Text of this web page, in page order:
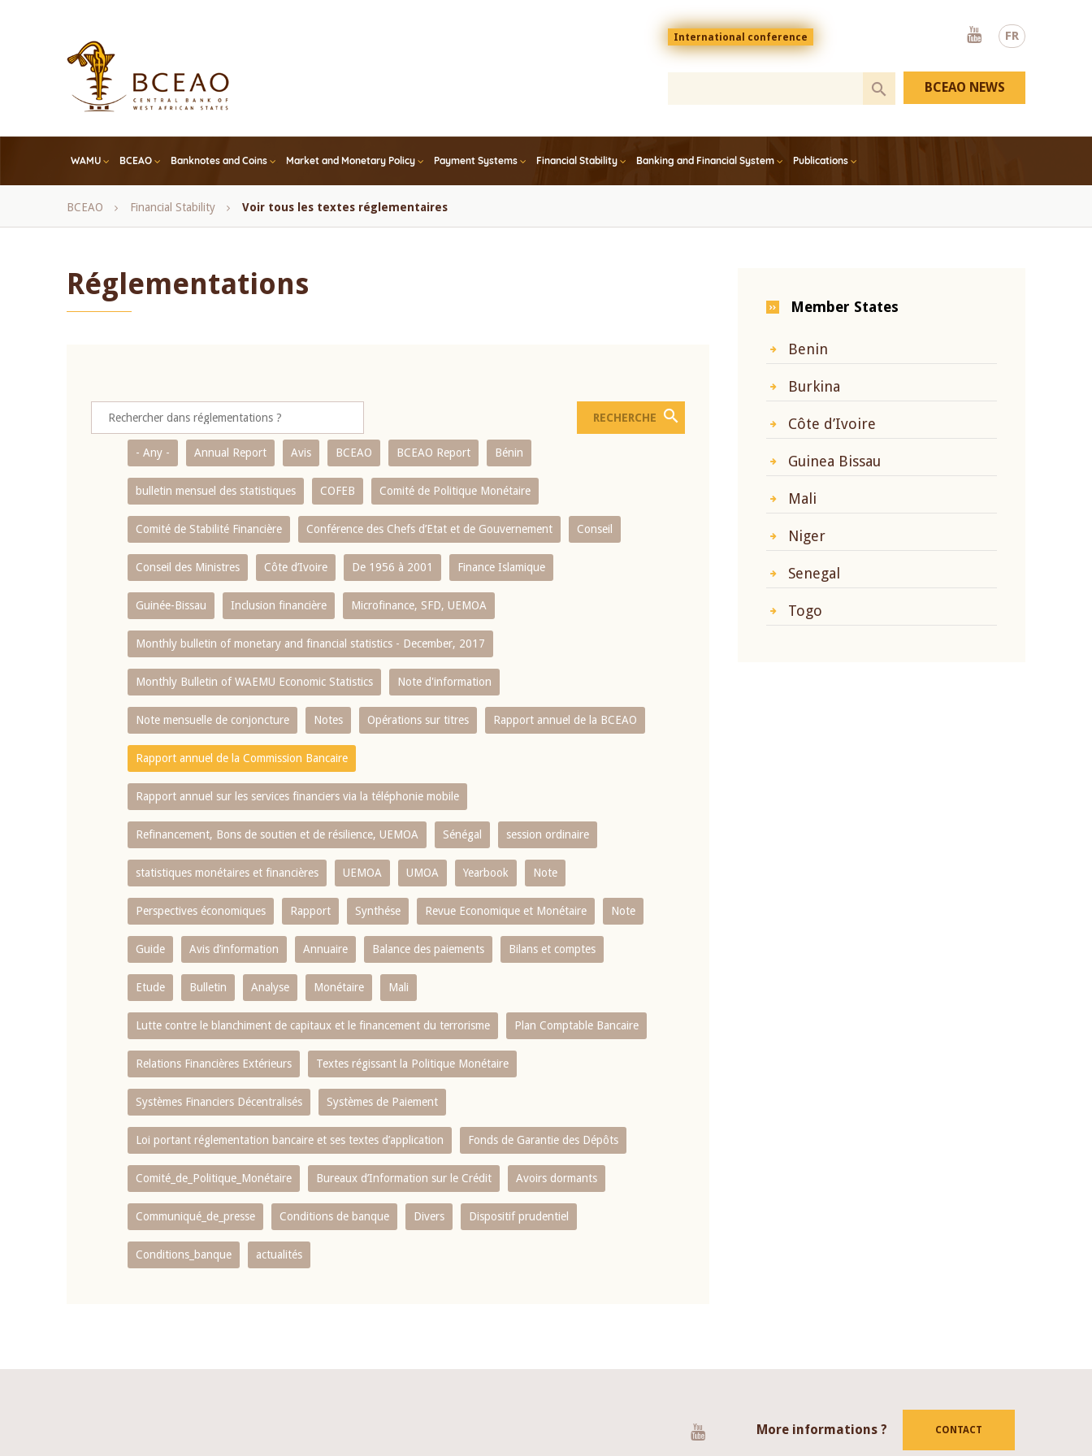
FR
Menu
top
En
International conference
Youtube
WAMU BCEAO Banknotes and Coins Market and Monetary Policy Payment Systems Financial Stability Banking and Financial System Publications
BCEAO NEWS
Breadcrumb
BCEAO Financial Stability Voir tous les textes réglementaires
Réglementations
- Any - Annual Report Avis BCEAO BCEAO Report Bénin
bulletin mensuel des statistiques COFEB Comité de Politique Monétaire
Comité de Stabilité Financière Conférence des Chefs d’Etat et de Gouvernement Conseil
Conseil des Ministres Côte d’Ivoire De 1956 à 2001 Finance Islamique
Guinée-Bissau Inclusion financière Microfinance, SFD, UEMOA
Monthly bulletin of monetary and financial statistics - December, 2017
Monthly Bulletin of WAEMU Economic Statistics Note d'information
Note mensuelle de conjoncture Notes Opérations sur titres Rapport annuel de la BCEAO
Rapport annuel de la Commission Bancaire
Rapport annuel sur les services financiers via la téléphonie mobile
Refinancement, Bons de soutien et de résilience, UEMOA Sénégal session ordinaire
statistiques monétaires et financières UEMOA UMOA Yearbook Note
Perspectives économiques Rapport Synthése Revue Economique et Monétaire Note
Guide Avis d’information Annuaire Balance des paiements Bilans et comptes
Etude Bulletin Analyse Monétaire Mali
Lutte contre le blanchiment de capitaux et le financement du terrorisme Plan Comptable Bancaire
Relations Financières Extérieurs Textes régissant la Politique Monétaire
Systèmes Financiers Décentralisés Systèmes de Paiement
Loi portant réglementation bancaire et ses textes d’application Fonds de Garantie des Dépôts
Comité_de_Politique_Monétaire Bureaux d’Information sur le Crédit Avoirs dormants
Communiqué_de_presse Conditions de banque Divers Dispositif prudentiel
Conditions_banque actualités
Member States
Benin
Burkina
Côte d’Ivoire
Guinea Bissau
Mali
Niger
Senegal
Togo
More informations ? CONTACT